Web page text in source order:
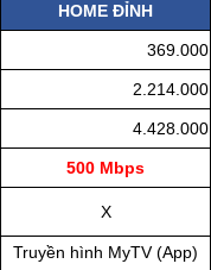
HOME ĐỈNH
369.000
2.214.000
4.428.000
500 Mbps
X
Truyền hình MyTV (App)